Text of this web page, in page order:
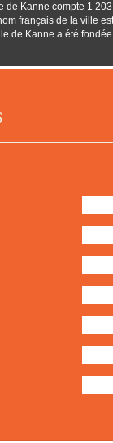
de Kanne compte 1
français de la ville
de Kanne a été